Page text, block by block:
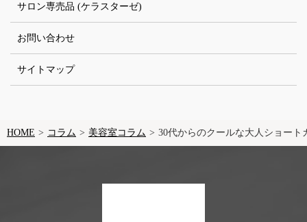
HOME コラム 美容室コラム 30代からのクールな大人ショート
サロン専売品 (ケラスターゼ)
お問い合わせ
サイトマップ